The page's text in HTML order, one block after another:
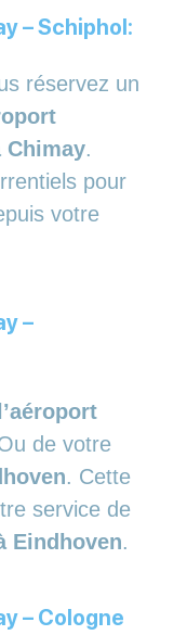
– Schiphol:
réservez un
Chimay.
pour
votre
–
de votre
. Cette
service de
Eindhoven.
– Cologne